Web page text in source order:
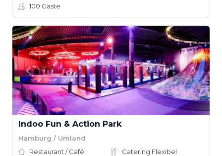
100 Gäste
Indoo Fun & Action Park
Hamburg / Umland
Restaurant / Café
Catering Flexibel